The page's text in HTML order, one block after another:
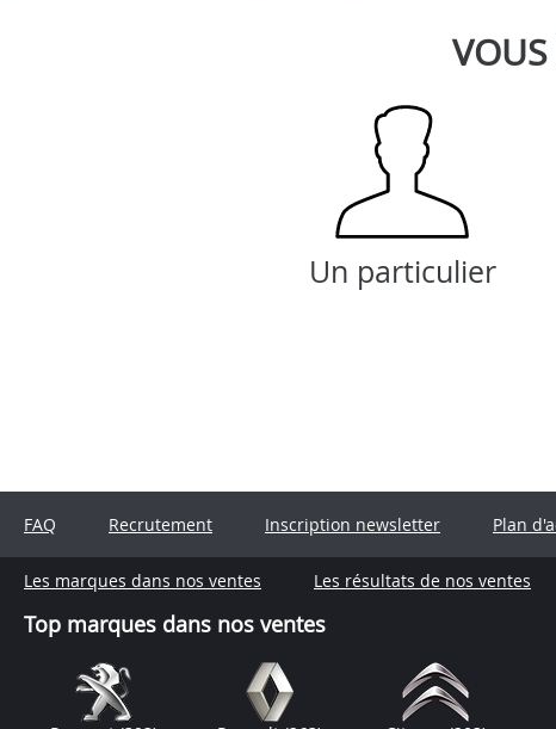
Un particulier
FAQ Recrutement Inscription newsletter Plan
Les marques dans nos ventes Les résultats de nos ventes
Top marques dans nos ventes